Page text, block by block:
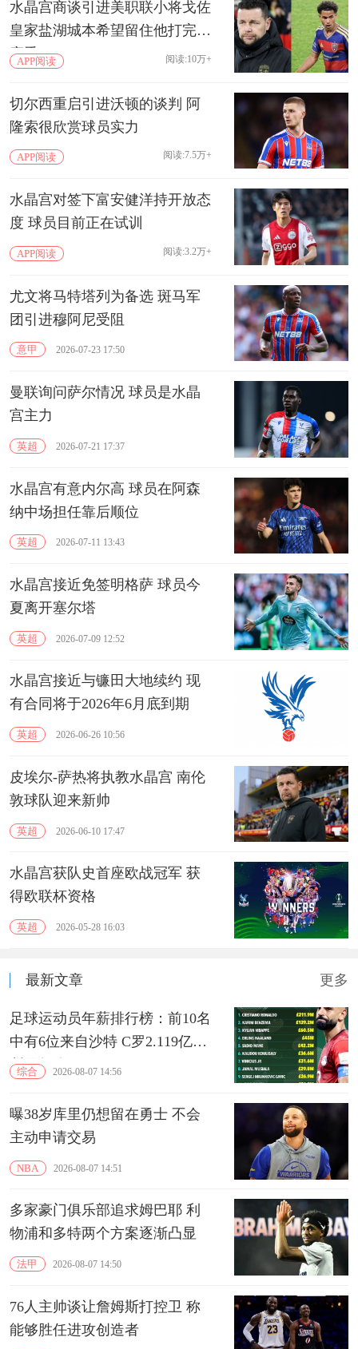
水晶宫商谈引进美职联小将戈佐
皇家盐湖城本希望留住他打完本
赛季
APP阅读 阅读:10万+
切尔西重启引进沃顿的谈判 阿
隆索很欣赏球员实力
APP阅读 阅读:7.5万+
水晶宫对签下富安健洋持开放态
度 球员目前正在试训
APP阅读 阅读:3.2万+
尤文将马特塔列为备选 斑马军
团引进穆阿尼受阻
意甲 2026-07-23 17:50
曼联询问萨尔情况 球员是水晶
宫主力
英超 2026-07-21 17:37
水晶宫有意内尔高 球员在阿森
纳中场担任靠后顺位
英超 2026-07-11 13:43
水晶宫接近免签明格萨 球员今
夏离开塞尔塔
英超 2026-07-09 12:52
水晶宫接近与镰田大地续约 现
有合同将于‌2026年6月底到期‌
英超 2026-06-26 10:56
皮埃尔-萨热将执教水晶宫 南伦
敦球队迎来新帅
英超 2026-06-10 17:47
水晶宫获队史首座欧战冠军 获
得欧联杯资格
英超 2026-05-28 16:03
最新文章 更多
足球运动员年薪排行榜：前10名
中有6位来自沙特 C罗2.119亿镑
断层领跑‌
综合 2026-08-07 14:56
曝38岁库里仍想留在勇士 不会
主动申请交易
NBA 2026-08-07 14:51
多家豪门俱乐部追求姆巴耶 利
物浦和多特两个方案逐渐凸显
法甲 2026-08-07 14:50
76人主帅谈让詹姆斯打控卫 称
能够胜任进攻创造者